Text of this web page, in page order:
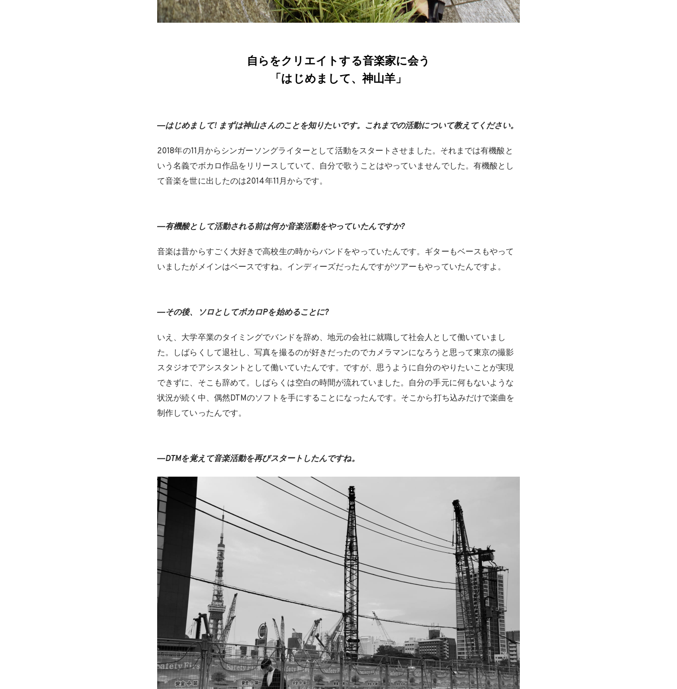
自らをクリエイトする音楽家に会う
「はじめまして、神山羊」
―はじめまして! まずは神山さんのことを知りたいです。これまでの活動について教えてください。
2018年の11月からシンガーソングライターとして活動をスタートさせました。それまでは有機酸と
いう名義でボカロ作品をリリースしていて、自分で歌うことはやっていませんでした。有機酸とし
て音楽を世に出したのは2014年11月からです。
―有機酸として活動される前は何か音楽活動をやっていたんですか?
音楽は昔からすごく大好きで高校生の時からバンドをやっていたんです。ギターもベースもやって
いましたがメインはベースですね。インディーズだったんですがツアーもやっていたんですよ。
―その後、ソロとしてボカロPを始めることに?
いえ、大学卒業のタイミングでバンドを辞め、地元の会社に就職して社会人として働いていまし
た。しばらくして退社し、写真を撮るのが好きだったのでカメラマンになろうと思って東京の撮影
スタジオでアシスタントとして働いていたんです。ですが、思うように自分のやりたいことが実現
できずに、そこも辞めて。しばらくは空白の時間が流れていました。自分の手元に何もないような
状況が続く中、偶然DTMのソフトを手にすることになったんです。そこから打ち込みだけで楽曲を
制作していったんです。
―DTMを覚えて音楽活動を再びスタートしたんですね。